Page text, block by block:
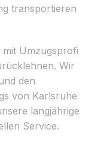
transportieren
Umzugsprofi
Wir
den
von Karlsruhe
langjährige
Service.